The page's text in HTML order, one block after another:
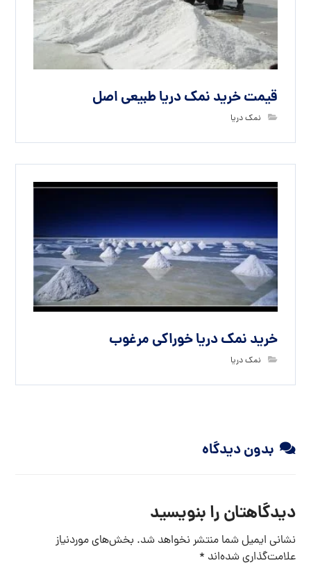
قیمت خرید نمک دریا طبیعی اصل
نمک دریا
خرید نمک دریا خوراکی مرغوب
نمک دریا
بدون دیدگاه
دیدگاهتان را بنویسید
نشانی ایمیل شما منتشر نخواهد شد. بخش‌های موردنیاز
علامت‌گذاری شده‌اند *